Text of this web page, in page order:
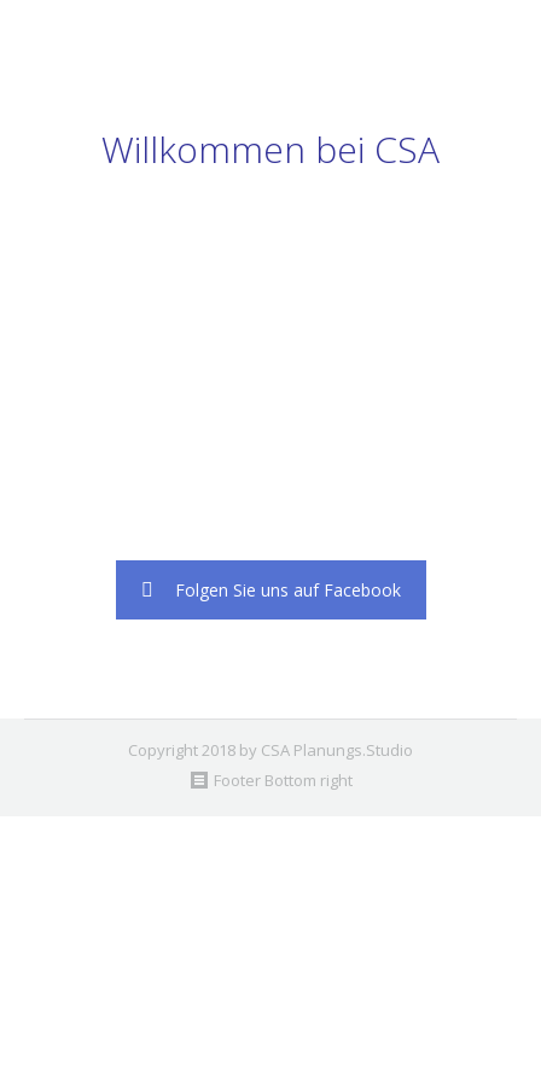
Willkommen bei CSA
Folgen Sie uns auf Facebook
Copyright 2018 by CSA Planungs.Studio
Footer Bottom right